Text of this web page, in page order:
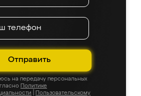
Отправить
на передачу персональных
Политике
Пользовательскому